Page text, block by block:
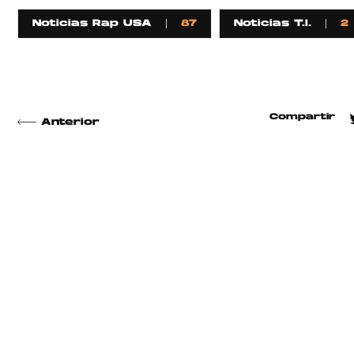
Noticias Rap USA 87 Noticias T.I. 2
Anterior
Compartir